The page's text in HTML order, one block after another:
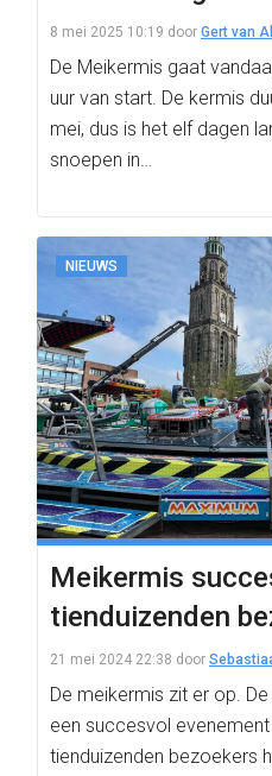
8 mei 2025 10:19 door Gert van
De Meikermis gaat
uur van start. De kermis
mei, dus is het elf dagen
snoepen in…
NIEUWS
Meikermis
tienduizenden
21 mei 2024 22:38 door
De meikermis zit er op.
een succesvol
tienduizenden bezoekers